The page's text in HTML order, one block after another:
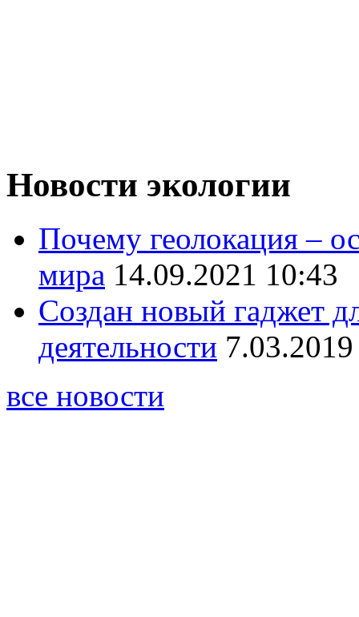
Новости экологии
Почему геолокация –
мира 14.09.2021 10:43
Создан новый гаджет
деятельности
все новости